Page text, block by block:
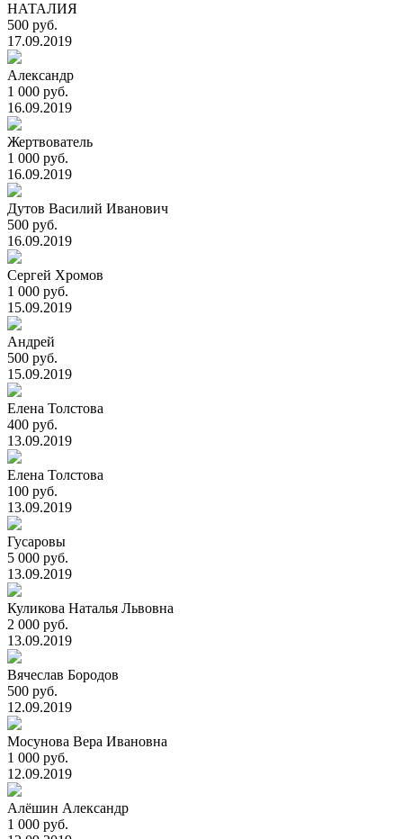
НАТАЛИЯ
500 руб.
17.09.2019
Александр
1 000 руб.
16.09.2019
Жертвователь
1 000 руб.
16.09.2019
Дутов Василий Иванович
500 руб.
16.09.2019
Сергей Хромов
1 000 руб.
15.09.2019
Андрей
500 руб.
15.09.2019
Елена Толстова
400 руб.
13.09.2019
Елена Толстова
100 руб.
13.09.2019
Гусаровы
5 000 руб.
13.09.2019
Куликова Наталья Львовна
2 000 руб.
13.09.2019
Вячеслав Бородов
500 руб.
12.09.2019
Мосунова Вера Ивановна
1 000 руб.
12.09.2019
Алёшин Александр
1 000 руб.